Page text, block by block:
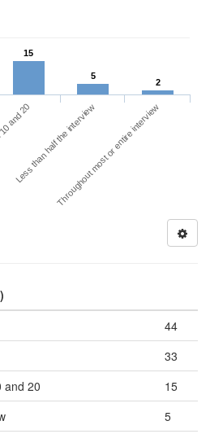
15
5
2
20
Less than half the interviewThroughout most or entire interview
44
33
and 20
15
5